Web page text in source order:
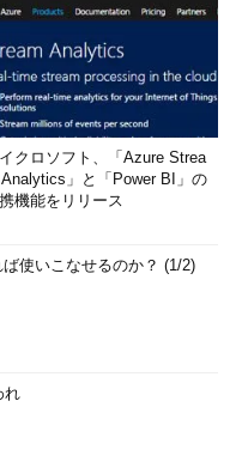
る（2/2）
スレッド実行ユニット）
クロソフト、「Azure Strea
」と「Power BI」の
機能をリリース
ば使いこなせるのか？ (1/2)
れ